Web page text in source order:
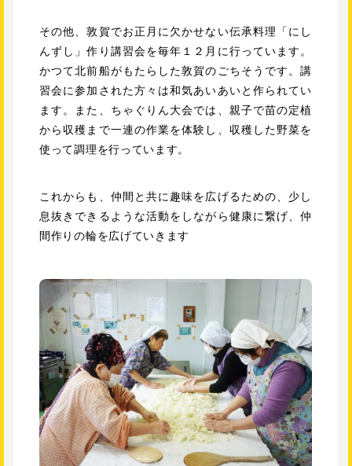
その他、敦賀でお正月に欠かせない伝承料理「にし
んずし」作り講習会を毎年１２月に行っています。
かつて北前船がもたらした敦賀のごちそうです。講
習会に参加された方々は和気あいあいと作られてい
ます。また、ちゃぐりん大会では、親子で苗の定植
から収穫まで一連の作業を体験し、収穫した野菜を
使って調理を行っています。
これからも、仲間と共に趣味を広げるための、少し
息抜きできるような活動をしながら健康に繋げ、仲
間作りの輪を広げていきます